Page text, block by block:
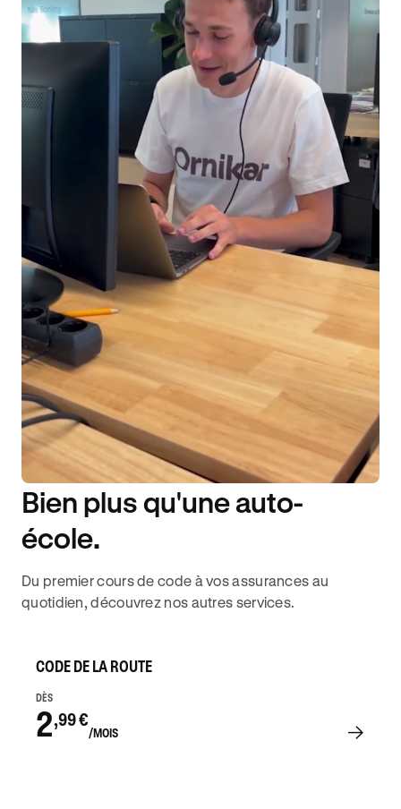
DISPONIBILITÉ 6J/7
Bien plus qu'une auto-
école.
Du premier cours de code à vos assurances au
quotidien, découvrez nos autres services.
CODE DE LA ROUTE
DÈS
2,99 €
/MOIS